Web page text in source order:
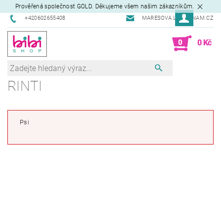
Prověřená společnost GOLD. Děkujeme všem našim zákazníkům.
+420602655408 MARESOVA.L@SEZNAM.CZ
0 0 Kč
RINTI
Psi